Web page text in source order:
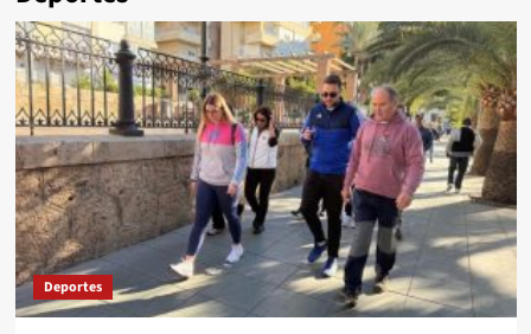
Deportes